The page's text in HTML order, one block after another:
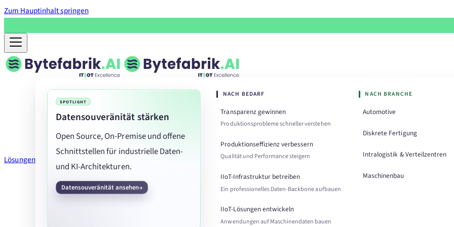
Zum Hauptinhalt springen
Lösungen
SPOTLIGHT
Datensouveränität stärken
Open Source, On-Premise und offene
Schnittstellen für industrielle Daten-
und KI-Architekturen.
Datensouveränität ansehen
NACH BEDARF
Transparenz gewinnen
Produktionsprobleme schneller verstehen
Produktionseffizienz verbessern
Qualität und Performance steigern
IIoT-Infrastruktur betreiben
Ein professionelles Daten-Backbone aufbauen
IIoT-Lösungen entwickeln
Anwendungen auf Maschinendaten bauen
NACH BRANCHE
Automotive
Diskrete Fertigung
Intralogistik & Verteilzentren
Maschinenbau